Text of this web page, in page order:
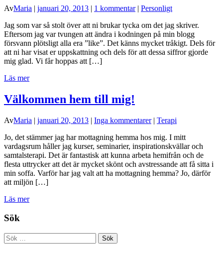
AvMaria | januari 20, 2013 | 1 kommentar| Personligt
Jag som var så stolt över att ni brukar tycka om det jag skriver.
Eftersom jag var tvungen att ändra i kodningen på min blogg
försvann plötsligt alla era ”like”. Det känns mycket tråkigt. Dels för
att ni har visat er uppskattning och dels för att dessa siffror gjorde
mig glad. Vi får hoppas att […]
Läs mer
Välkommen hem till mig!
AvMaria | januari 20, 2013 | Inga kommentarer| Terapi
Jo, det stämmer jag har mottagning hemma hos mig. I mitt
vardagsrum håller jag kurser, seminarier, inspirationskvällar och
samtalsterapi. Det är fantastisk att kunna arbeta hemifrån och de
flesta uttrycker att det är mycket skönt och avstressande att få sitta i
min soffa. Varför har jag valt att ha mottagning hemma? Jo, därför
att miljön […]
Läs mer
Sök
Sök
efter: